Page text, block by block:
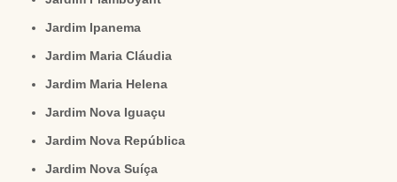
Jardim Ipanema
Jardim Maria Cláudia
Jardim Maria Helena
Jardim Nova Iguaçu
Jardim Nova República
Jardim Nova Suíça